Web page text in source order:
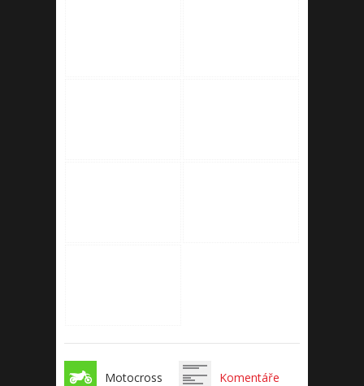
Motocross Komentáře